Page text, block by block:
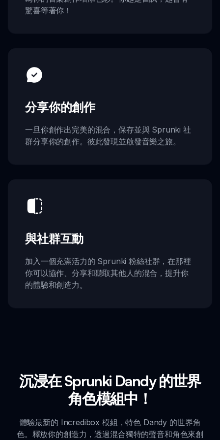
驚喜等著你！
分享你的創作
一旦你創作出完美的混合，保存並與 Sprunki 社
群分享你的創作。彼此發現並啟發音樂之旅。
與社群互動
加入一個充滿活力的 Sprunki 粉絲社群，在那裡
你可以協作、分享和聽取其他人的混合，提升你
的體驗和創造力。
沉浸在 Sprunki Dandy 的世界
角色模組中！
體驗最新的 Incredibox 模組，特色 Dandy 的世界角
色。釋放你的創造力，透過混合獨特的聲音和角色來創